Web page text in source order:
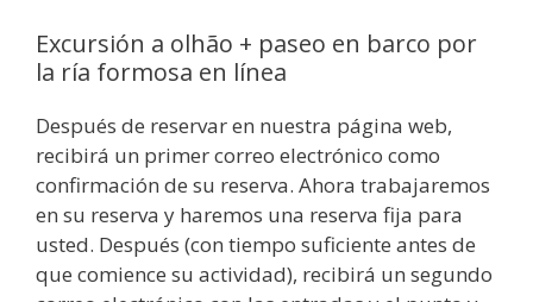
Excursión a olhão + paseo en barco por
la ría formosa en línea
Después de reservar en nuestra página web,
recibirá un primer correo electrónico como
confirmación de su reserva. Ahora trabajaremos
en su reserva y haremos una reserva fija para
usted. Después (con tiempo suficiente antes de
que comience su actividad), recibirá un segundo